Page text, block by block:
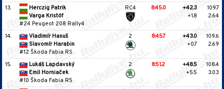
13.
Herczig Patrik
Varga Kristóf
#24 Peugeot 208 Rally4
RC4 8:45.0
+42.3
+1.8
109.7
2.64
14.
Vladimír Hanuš
Slavomír Harabin
#12 Škoda Fabia RS
2 8:45.7
+43.0
+0.7
109.6
2.69
15.
Lukáš Lapdavský
Emil Horniaček
#10 Škoda Fabia R5
2 8:51.2
+48.5
+5.5
108.4
3.03